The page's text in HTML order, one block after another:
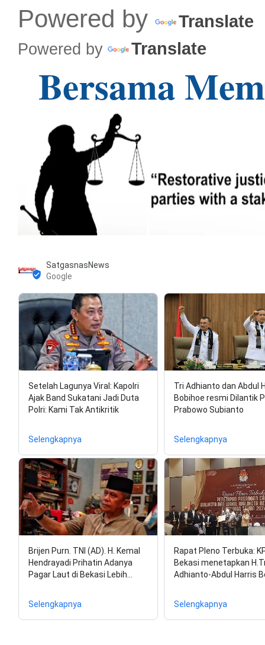
Powered by Translate
Powered by Translate
Bersama
SatgasnasNews
Google
Setelah Lagunya Viral: Kapolri
Ajak Band Sukatani Jadi Duta
Polri: Kami Tak Antikritik
Selengkapnya
Tri Adhianto dan Abdul
Bobihoe resmi Dilantik
Prabowo Subianto
Selengkapnya
Brijen Purn. TNI (AD). H. Kemal
Hendrayadi Prihatin Adanya
Pagar Laut di Bekasi Lebih…
Selengkapnya
Rapat Pleno Terbuka:
Bekasi menetapkan
Adhianto-Abdul Harris
Selengkapnya